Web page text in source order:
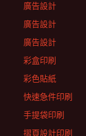
廣告設計
廣告設計
廣告設計
彩盒印刷
彩色貼紙
快速急件印刷
手提袋印刷
摺頁設計印刷